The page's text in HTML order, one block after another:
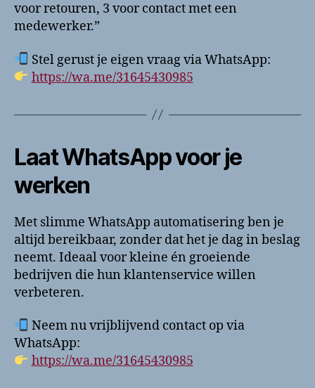
voor retouren, 3 voor contact met een
medewerker.”
Stel gerust je eigen vraag via WhatsApp:
https://wa.me/31645430985
Laat WhatsApp voor je
werken
Met slimme WhatsApp automatisering ben je
altijd bereikbaar, zonder dat het je dag in beslag
neemt. Ideaal voor kleine én groeiende
bedrijven die hun klantenservice willen
verbeteren.
Neem nu vrijblijvend contact op via
WhatsApp:
https://wa.me/31645430985